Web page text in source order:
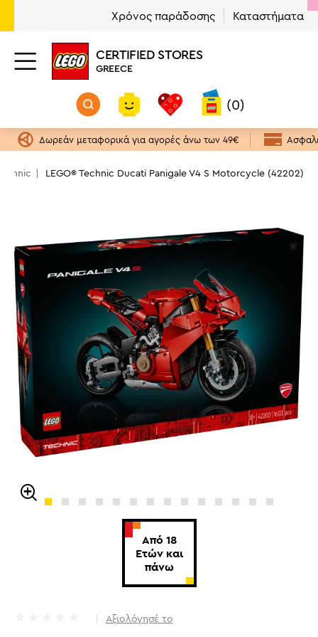
Χρόνος παράδοσης Καταστήματα
CERTIFIED STORES
GREECE
(0)
Δωρεάν μεταφορικά για αγορές άνω των 49€
LEGO® Technic Ducati Panigale V4 S Motorcycle (42202)
Από 18
Ετών και
πάνω
Αξιολόγησέ το